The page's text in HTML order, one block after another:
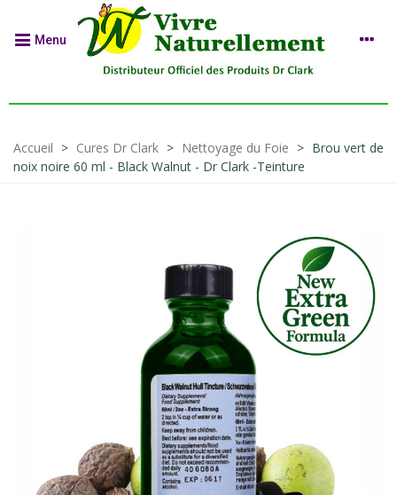
Menu
Accueil > Cures Dr Clark > Nettoyage du Foie > Brou vert de
noix noire 60 ml - Black Walnut - Dr Clark -Teinture